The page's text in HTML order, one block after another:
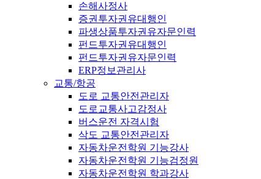
손해사정사
증권투자권유대행인
파생상품투자권유자문인력
펀드투자권유대행인
펀드투자권유자문인력
ERP정보관리사
교통/항공
도로 교통안전관리자
도로교통사고감정사
버스운전 자격시험
삭도 교통안전관리자
자동차운전학원 기능강사
자동차운전학원 기능검정원
자동차운전학원 학과강사